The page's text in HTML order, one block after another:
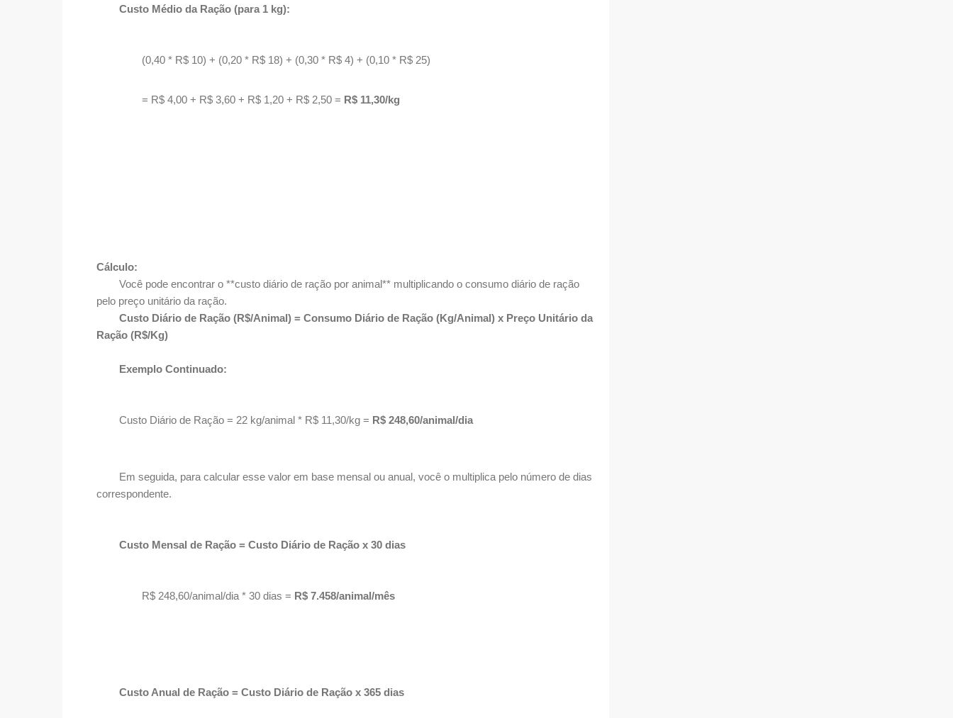
Custo Médio da Ração (para 1 kg):
(0,40 * R$ 10) + (0,20 * R$ 18) + (0,30 * R$ 4) + (0,10 * R$ 25)
= R$ 4,00 + R$ 3,60 + R$ 1,20 + R$ 2,50 = R$ 11,30/kg
Cálculo:
Você pode encontrar o **custo diário de ração por animal** multiplicando o consumo diário de ração
pelo preço unitário da ração.
Custo Diário de Ração (R$/Animal) = Consumo Diário de Ração (Kg/Animal) x Preço Unitário da
Ração (R$/Kg)
Exemplo Continuado:
Custo Diário de Ração = 22 kg/animal * R$ 11,30/kg = R$ 248,60/animal/dia
Em seguida, para calcular esse valor em base mensal ou anual, você o multiplica pelo número de dias
correspondente.
Custo Mensal de Ração = Custo Diário de Ração x 30 dias
R$ 248,60/animal/dia * 30 dias = R$ 7.458/animal/mês
Custo Anual de Ração = Custo Diário de Ração x 365 dias